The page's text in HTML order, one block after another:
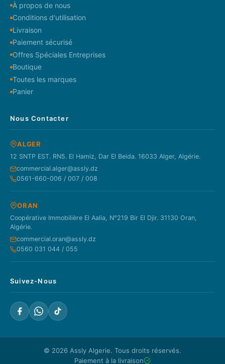
À propos de nous
Conditions d'utilisation
Livraison
Paiement sécurisé
Offres Spéciales Entreprises
Boutique
Toutes les marques
Panier
Nous Contacter
ALGER
12 SNTP EST. RN5. El Hamiz, Dar El Beida. 16033 Alger, Algérie.
commercial.alger@assly.dz
0561-660-006 / 007 / 008
ORAN
Coopérative Immobilière El Aalia, N°219 Bir El Djir. 31130 Oran,
Algérie.
commercial.oran@assly.dz
0560 031 044 / 055
Suivez-Nous
© 2026 Assly Algerie. Tous droits réservés.
Paiement à la livraison